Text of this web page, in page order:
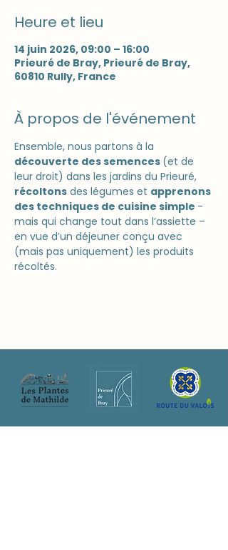
Heure et lieu
14 juin 2026, 09:00 – 16:00
Prieuré de Bray, Prieuré de Bray,
60810 Rully, France
À propos de l'événement
Ensemble, nous partons à la
découverte des semences (et de
leur droit) dans les jardins du Prieuré,
récoltons des légumes et apprenons
des techniques de cuisine simple -
mais qui change tout dans l’assiette –
en vue d’un déjeuner conçu avec
(mais pas uniquement) les produits
récoltés.